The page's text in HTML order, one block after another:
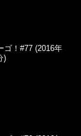
ゴ！#77 (2016年
)